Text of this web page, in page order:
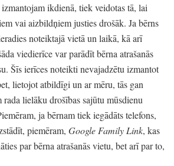
ikdienā, tiek veidotas tā, lai
vai aizbildņiem justies drošāk. Ja bērns
noteiktajā vietā un laikā, kā arī
viedierīce var parādīt bērna atrašanās
Šīs ierīces noteikti nevajadzētu izmantot
lietojot atbildīgi un ar mēru, tās gan
rada lielāku drošības sajūtu mūsdienu
ja bērnam tiek iegādāts telefons,
piemēram, Google Family Link, kas
par bērna atrašanās vietu, bet arī par to,